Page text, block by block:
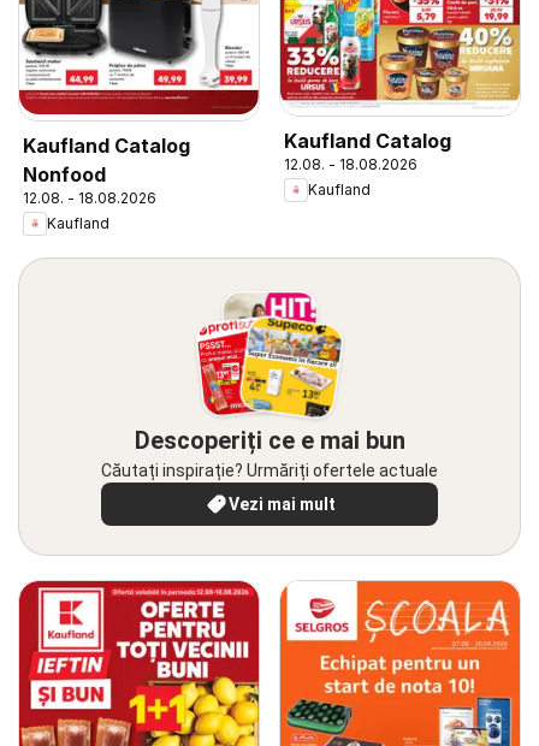
Kaufland Catalog
Nonfood
12.08. - 18.08.2026
Kaufland
Kaufland Catalog
12.08. - 18.08.2026
Kaufland
Descoperiți ce e mai bun
Căutați inspirație? Urmăriți ofertele actuale
Vezi mai mult